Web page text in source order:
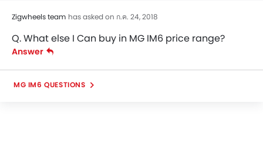
Zigwheels team has asked on ก.ค. 24, 2018
Q. What else I Can buy in MG IM6 price range?
Answer
MG IM6 QUESTIONS